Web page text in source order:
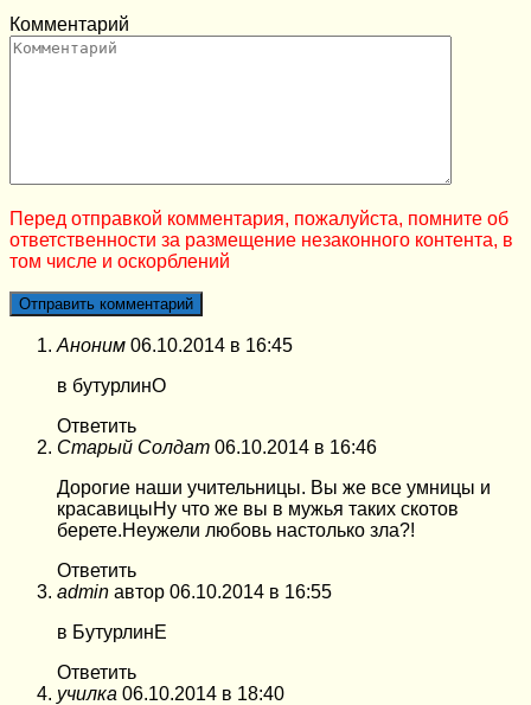
Комментарий
Перед отправкой комментария, пожалуйста, помните об
ответственности за размещение незаконного контента, в
том числе и оскорблений
Аноним 06.10.2014 в 16:45
в бутурлинО
Ответить
Старый Солдат 06.10.2014 в 16:46
Дорогие наши учительницы. Вы же все умницы и
красавицыНу что же вы в мужья таких скотов
берете.Неужели любовь настолько зла?!
Ответить
admin автор 06.10.2014 в 16:55
в БутурлинЕ
Ответить
училка 06.10.2014 в 18:40